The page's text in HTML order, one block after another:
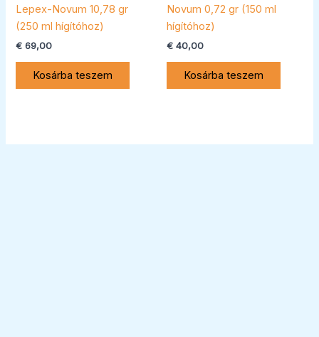
Lepex-Novum 10,78 gr
(250 ml hígítóhoz)
€ 69,00
Kosárba teszem
Novum 0,72 gr (150 ml
hígítóhoz)
€ 40,00
Kosárba teszem